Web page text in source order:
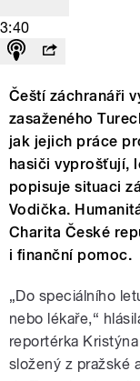
3:40
Čeští záchranáři
zasaženého
jak jejich práce
hasiči vyprošťují,
popisuje situaci
Vodička.
Charita České
i finanční pomoc.
„Do speciálního
nebo lékaře,“
reportérka
složený z pražské